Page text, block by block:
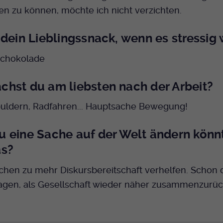
zu können, möchte ich nicht verzichten.
Lieblingssnack, wenn es stressig
du am liebsten nach der Arbeit?
Radfahren... Hauptsache Bewegung!
eine Sache auf der Welt ändern
zu mehr Diskursbereitschaft verhelfen. Schon
als Gesellschaft wieder näher
Laufzeit Ende der Sitzung
Zweck
die PHP session() Methode benutzt wird.
Zweck
Name cookie_optin-[n]
Laufzeit 1 Jahr
Spotify
Giphy